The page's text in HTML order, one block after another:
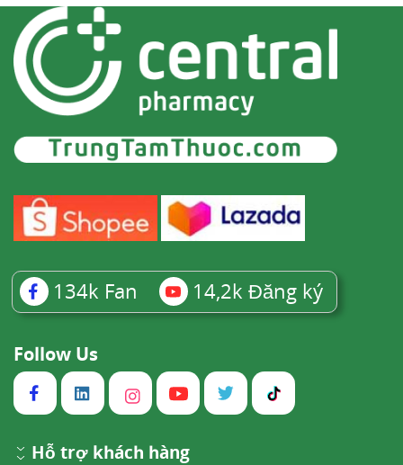
134k Fan 14,2k Đăng ký
Follow Us
Hỗ trợ khách hàng